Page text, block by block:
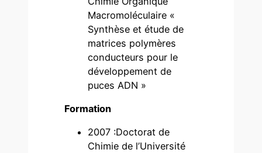
Macromoléculaire «
Synthèse et étude de
matrices polymères
conducteurs pour le
développement de
puces ADN »
Formation
2007 :Doctorat de
Chimie de l’Université